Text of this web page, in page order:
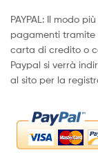
PAYPAL: Il modo
pagamenti tramite
carta di credito o
Paypal si verrà
al sito per la